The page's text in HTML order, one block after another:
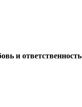
и ответственность